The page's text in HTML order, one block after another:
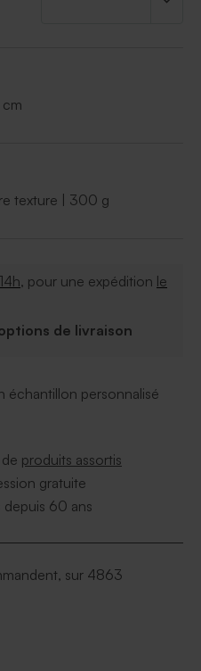
votre décoration de
texture | 300 g
14h, pour une expédition le
de livraison
échantillon personnalisé
produits assortis
gratuite
depuis 60 ans
sur 4863